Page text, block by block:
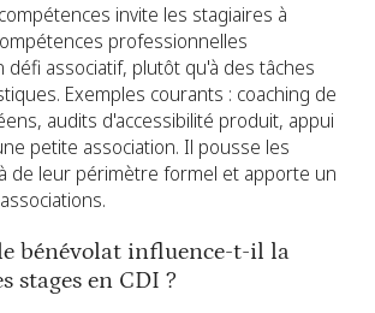
invite les stagiaires à
professionnelles
défi associatif, plutôt qu'à des tâches
Exemples courants : coaching de
audits d'accessibilité produit, appui
petite association. Il pousse les
de leur périmètre formel et apporte un
bénévolat influence-t-il la
stages en CDI ?